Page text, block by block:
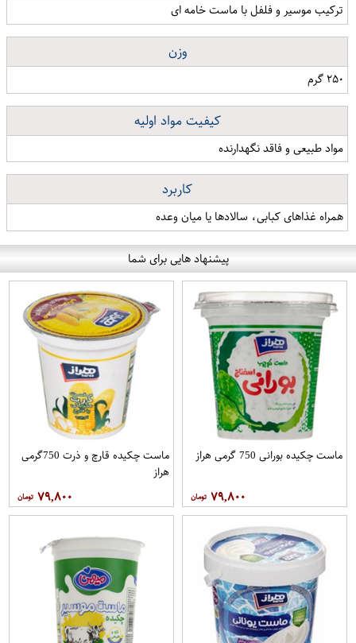
ترکیب موسیر و فلفل با ماست خامه ای
وزن
۲۵۰ گرم
کیفیت مواد اولیه
مواد طبیعی و فاقد نگهدارنده
کاربرد
همراه غذاهای کبابی، سالادها یا میان وعده
پیشنهاد هایی برای شما
ماست چکیده بورانی 750 گرمی هراز
۷۹,۸۰۰
ماست چکیده قارچ و ذرت 750گرمی
هراز
۷۹,۸۰۰